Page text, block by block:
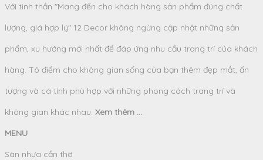
Với tinh thần "Mang đến cho khách hàng sản phẩm đúng chất
lượng, giá hợp lý" 12 Decor không ngừng cập nhật những sản
phẩm, xu hướng mới nhất để đáp ứng nhu cầu trang trí của khách
hàng. Tô điểm cho không gian sống của bạn thêm đẹp mắt, ấn
tượng và cá tính phù hợp với những phong cách trang trí và
không gian khác nhau. Xem thêm ...
MENU
Sàn nhựa cần thơ